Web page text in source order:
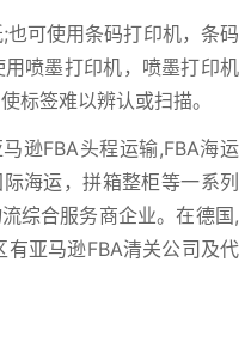
可使用条码打印机，条码
喷墨打印机，喷墨打印机
标签难以辨认或扫描。
逊FBA头程运输,FBA海运
海运，拼箱整柜等一系列
综合服务商企业。在德国,
亚马逊FBA清关公司及代